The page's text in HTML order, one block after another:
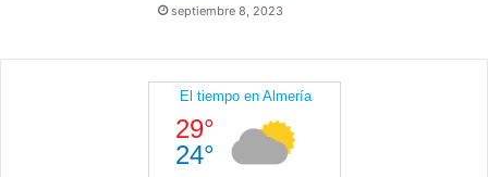
septiembre 8, 2023